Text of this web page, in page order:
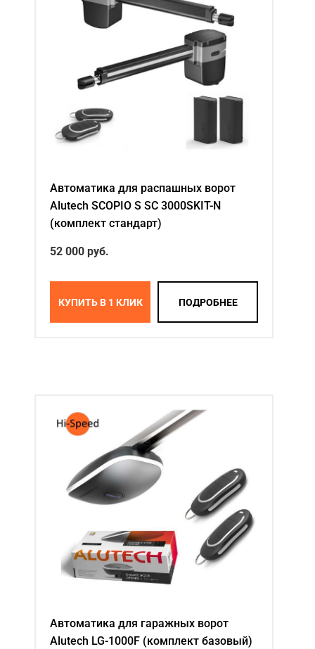
Автоматика для распашных ворот
Alutech SCOPIO S SC 3000SKIT-N
(комплект стандарт)
52 000 руб.
КУПИТЬ В 1 КЛИК ПОДРОБНЕЕ
Автоматика для гаражных ворот
Alutech LG-1000F (комплект базовый)